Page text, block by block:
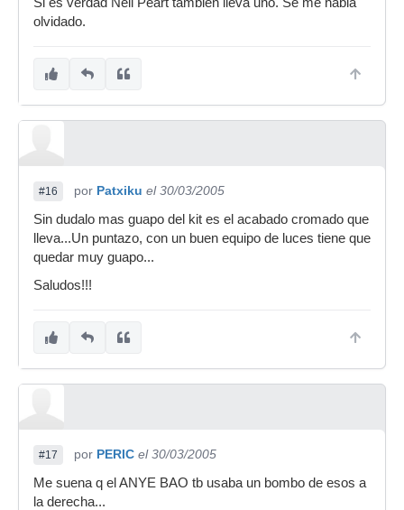
olvidado.
#16 por Patxiku el 30/03/2005
Sin dudalo mas guapo del kit es el acabado cromado que
lleva...Un puntazo, con un buen equipo de luces tiene que
quedar muy guapo...
Saludos!!!
#17 por PERIC el 30/03/2005
Me suena q el ANYE BAO tb usaba un bombo de esos a
la derecha...